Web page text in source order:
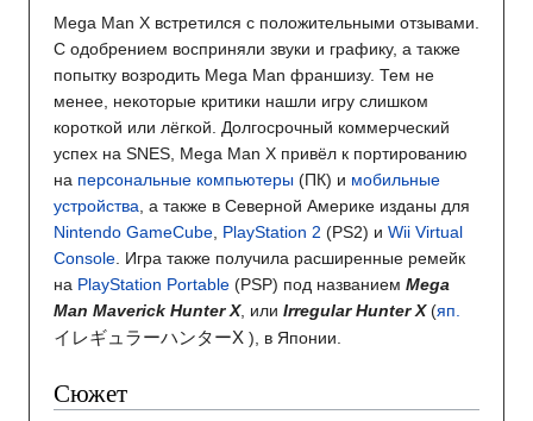
Mega Man X встретился с положительными отзывами.
С одобрением восприняли звуки и графику, а также
попытку возродить Mega Man франшизу. Тем не
менее, некоторые критики нашли игру слишком
короткой или лёгкой. Долгосрочный коммерческий
успех на SNES, Mega Man X привёл к портированию
на персональные компьютеры (ПК) и мобильные
устройства, а также в Северной Америке изданы для
Nintendo GameCube, PlayStation 2 (PS2) и Wii Virtual
Console. Игра также получила расширенные ремейк
на PlayStation Portable (PSP) под названием Mega
Man Maverick Hunter X, или Irregular Hunter X(яп.
イレギュラーハンターX ), в Японии.
Сюжет